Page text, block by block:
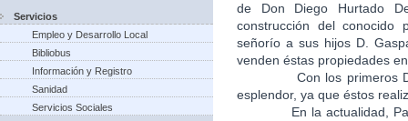
Servicios
Empleo y Desarrollo Local
Bibliobus
Información y Registro
Sanidad
Servicios Sociales
de Don Diego Hurtado
construcción del conocido
señorío a sus hijos D.
venden éstas propiedades
Con los primeros
esplendor, ya que éstos
En la actualidad,